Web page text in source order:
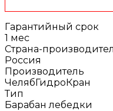
Гарантийный срок
1 мес
Страна-
Россия
Производитель
ЧелябГидроКран
Тип
Барабан лебедки